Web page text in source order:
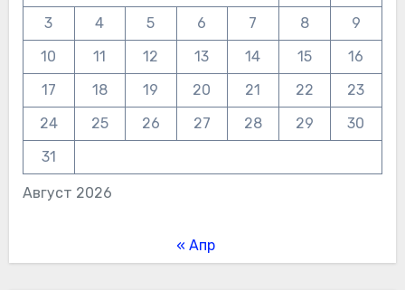
Август 2026
3
4 5 6 7 8
9
10
11 12 13 14 15
16
17
18 19 20 21 22
23
24
25 26 27 28 29
30
31
« Апр